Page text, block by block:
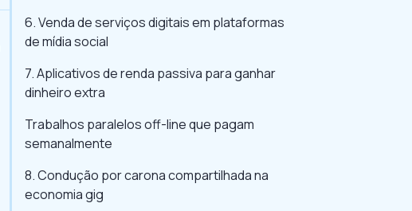
6. Venda de serviços digitais em plataformas
de mídia social
7. Aplicativos de renda passiva para ganhar
dinheiro extra
Trabalhos paralelos off-line que pagam
semanalmente
8. Condução por carona compartilhada na
economia gig